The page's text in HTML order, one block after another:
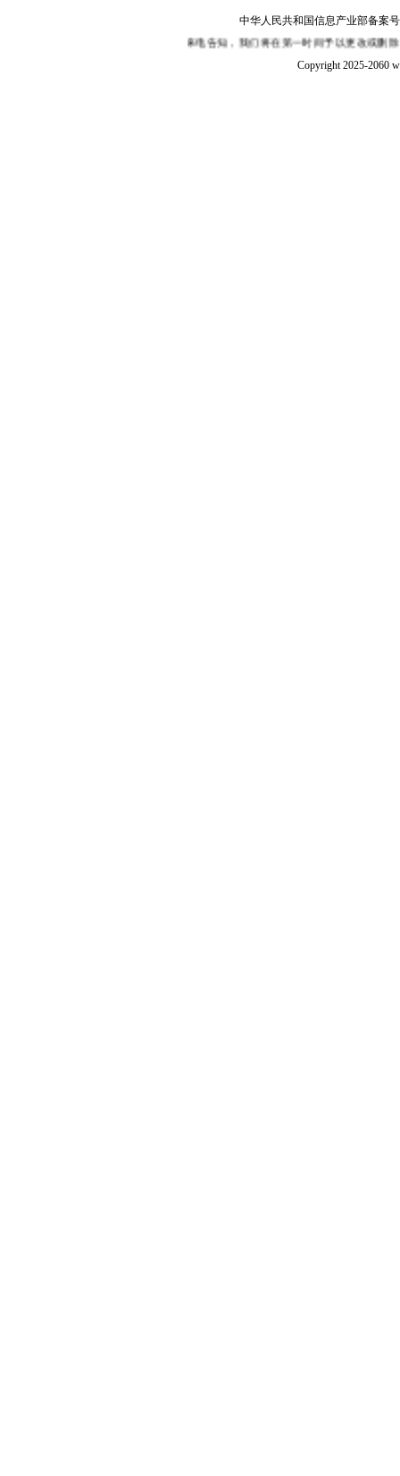
中华人民共和国信息产业部备案
嫌疑，敬请在30日内来函或来电告知，我们将在第一时间予以更改或删除，
Copyright 2025-2060